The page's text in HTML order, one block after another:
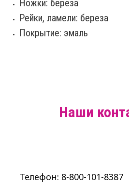
Ножки: береза
Рейки, ламели: береза
Покрытие: эмаль
Наши
Телефон: 8-800-101-8387